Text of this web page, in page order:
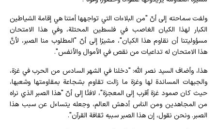
ولفت سماحته إلى أنّ "من البلاءات التي تواجهها أمتنا هي إقامة الشياطين
الكبار لهذا الكيان الغاصب في فلسطين المحتلة، وفي هذا الامتحان
مسؤوليتنا أن نقاوم هذا الكيان"، مشيرًا إلى أنّ "المطلوب منا الصبر، لأنَّ
هذا الامتحان له تداعيات من نقص في الأموال والأنفس".
هذا، وأضاف السيد نصر الله: "دخلنا في الشهر السادس من الحرب في غزة،
والجبهات المساندة لها وغزة ما زالت تقاوم بشجاعة بمقاومتها وشعبها،
حيث كان صمود غزة أقرب إلى المعجزة"، لافتًا إلى أنّ "هذا الصبر الذي نراه
من المجاهدين ومن الناس أدهش العالم، وجعله يتساءل عن سبب هذا
الصبر. ونحن نقول، إن هذا الصبر سببه ثقافة القرآن".